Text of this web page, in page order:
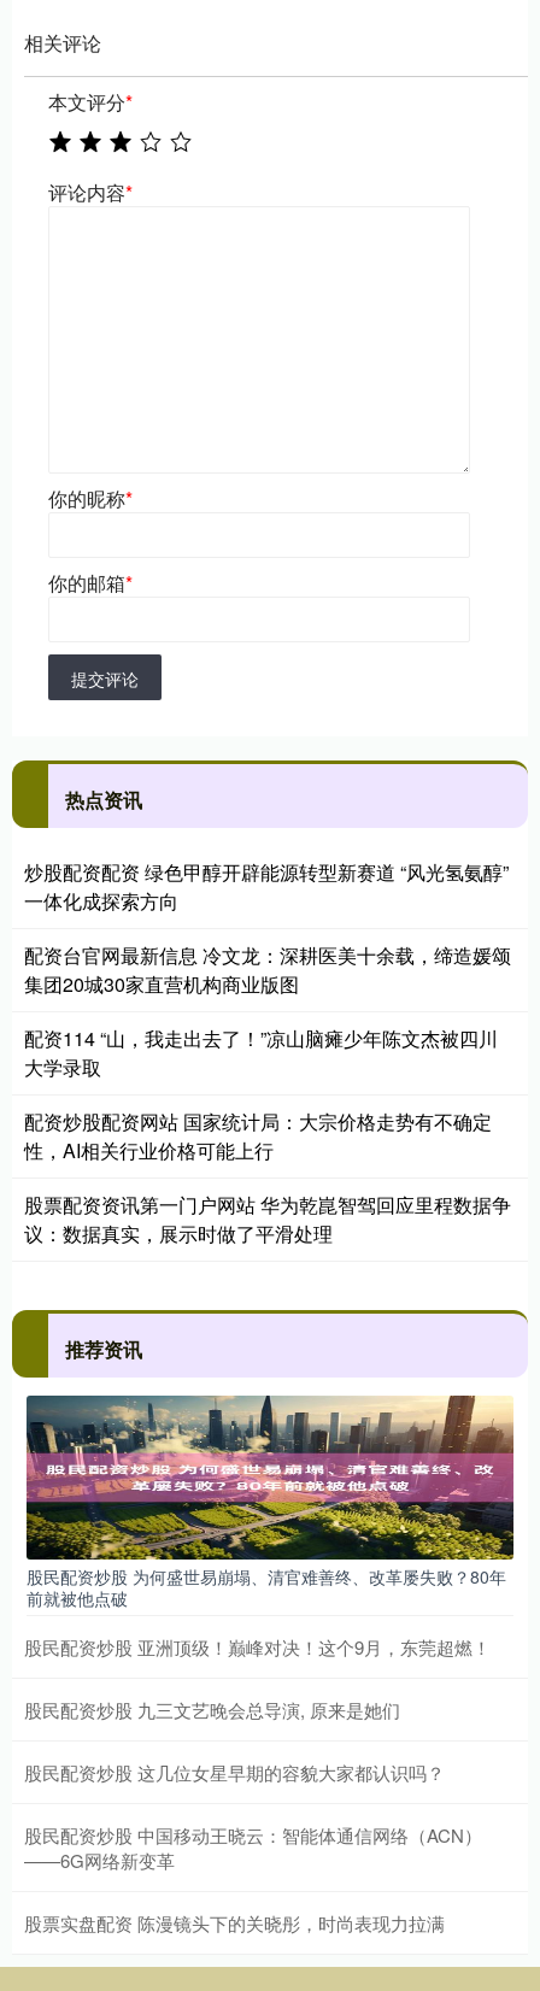
相关评论
本文评分*
评论内容*
你的昵称*
你的邮箱*
提交评论
热点资讯
炒股配资配资 绿色甲醇开辟能源转型新赛道 “风光氢氨醇”
一体化成探索方向
配资台官网最新信息 冷文龙：深耕医美十余载，缔造媛颂
集团20城30家直营机构商业版图
配资114 “山，我走出去了！”凉山脑瘫少年陈文杰被四川
大学录取
配资炒股配资网站 国家统计局：大宗价格走势有不确定
性，AI相关行业价格可能上行
股票配资资讯第一门户网站 华为乾崑智驾回应里程数据争
议：数据真实，展示时做了平滑处理
推荐资讯
股民配资炒股 为何盛世易崩塌、清官难善终、改革屡失败？80年
前就被他点破
股民配资炒股 亚洲顶级！巅峰对决！这个9月，东莞超燃！
股民配资炒股 九三文艺晚会总导演, 原来是她们
股民配资炒股 这几位女星早期的容貌大家都认识吗？
股民配资炒股 中国移动王晓云：智能体通信网络（ACN）
——6G网络新变革
股票实盘配资 陈漫镜头下的关晓彤，时尚表现力拉满